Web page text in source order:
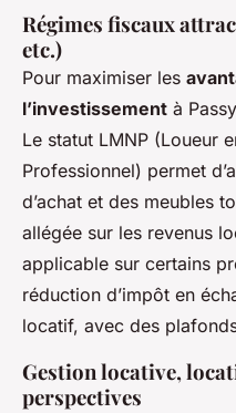
Régimes fiscaux
etc.)
Pour maximiser les
l’investissement à
Le statut LMNP (Loueur
Professionnel) permet
d’achat et des meubles
allégée sur les revenus
applicable sur certains
réduction d’impôt en
locatif, avec des
Gestion locative,
perspectives